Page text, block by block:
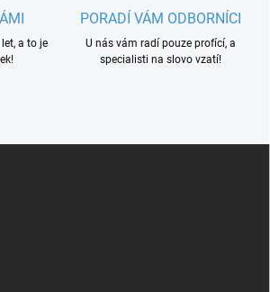
a to je
PORADÍ VÁM ODBORNÍCI
U nás vám radí pouze profící, a
specialisti na slovo vzatí!